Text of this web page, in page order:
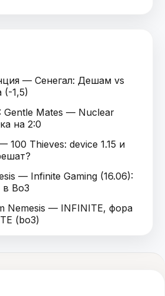
— Сенегал: Дешам vs
(-1,5)
Gentle Mates — Nuclear
на 2:0
100 Thieves: device 1.15 и
— Infinite Gaming (16.06):
в Bo3
Nemesis — INFINITE, фора
(bo3)